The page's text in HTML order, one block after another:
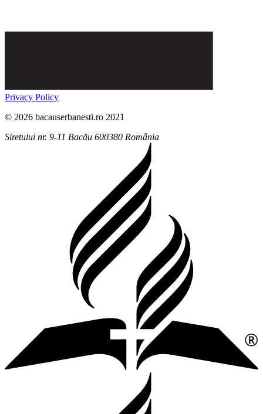
Privacy Policy
© 2026 bacauserbanesti.ro 2021
Siretului nr. 9-11 Bacău 600380 România